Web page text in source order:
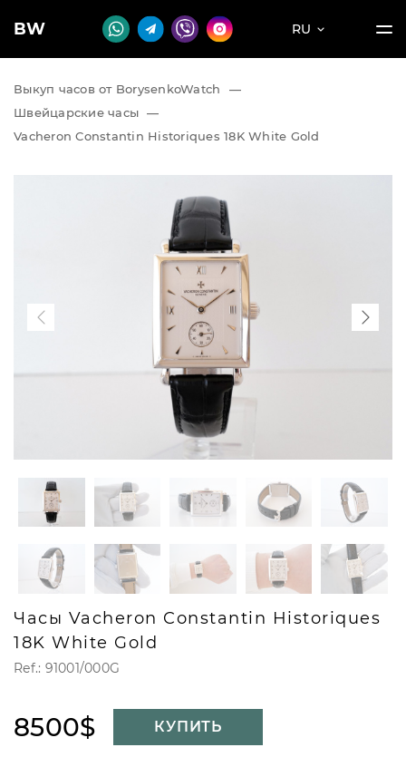
BW RU
Выкуп часов от BorysenkoWatch
—
Швейцарские часы —
Vacheron Constantin Historiques 18K White Gold
Часы Vacheron Constantin Historiques
18K White Gold
Ref.: 91001/000G
8500$ КУПИТЬ